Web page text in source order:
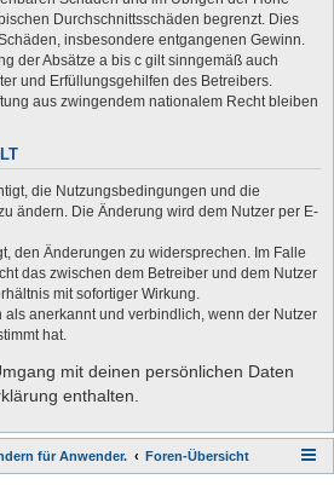
Durchschnittsschäden begrenzt. Dies
insbesondere entgangenen Gewinn.
der Absätze a bis c gilt sinngemäß auch
und Erfüllungsgehilfen des Betreibers.
aus zwingendem nationalem Recht bleiben
die Nutzungsbedingungen und die
ändern. Die Änderung wird dem Nutzer per E-
den Änderungen zu widersprechen. Im Falle
das zwischen dem Betreiber und dem Nutzer
mit sofortiger Wirkung.
als anerkannt und verbindlich, wenn der Nutzer
hat.
mit deinen persönlichen Daten
enthalten.
für Anwender. Foren-Übersicht